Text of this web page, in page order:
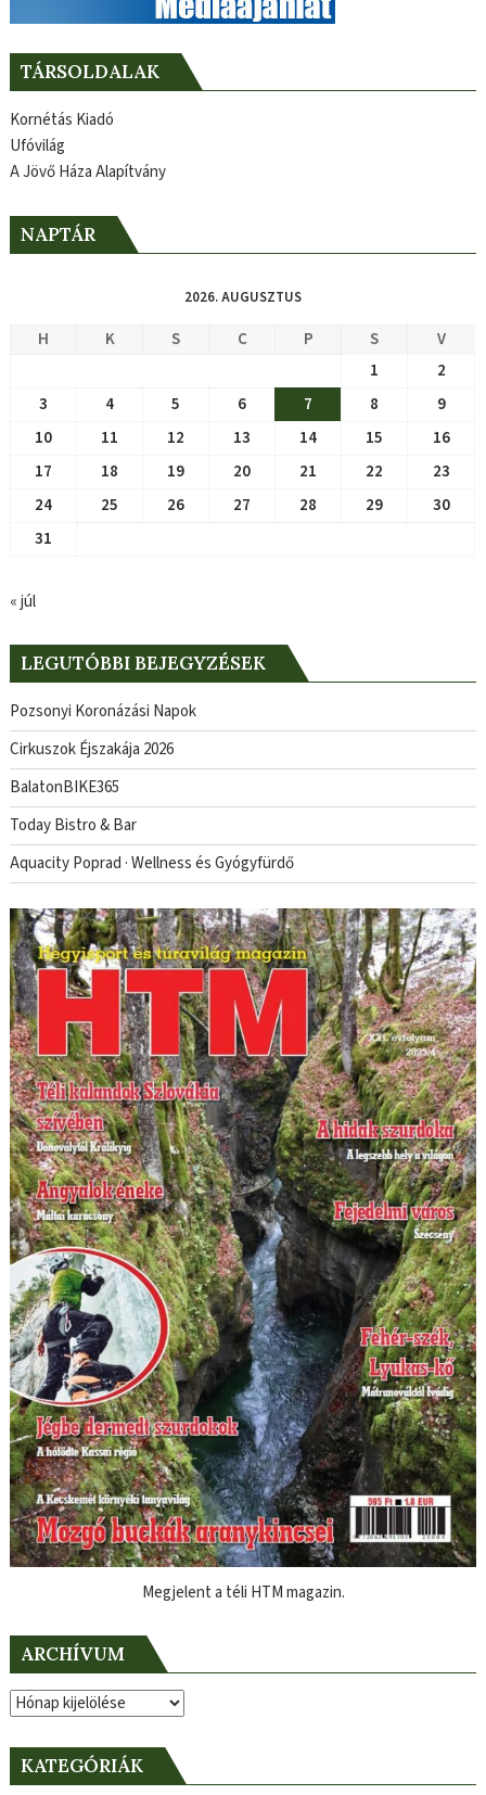
TÁRSOLDALAK
Kornétás Kiadó
Ufóvilág
A Jövő Háza Alapítvány
NAPTÁR
2026. AUGUSZTUS
H K S C P S
V
1
2
3
4 5 6 7 8
9
10
11 12 13 14 15
16
17
18 19 20 21 22
23
24
25 26 27 28 29
30
31
« júl
LEGUTÓBBI BEJEGYZÉSEK
Pozsonyi Koronázási Napok
Cirkuszok Éjszakája 2026
BalatonBIKE365
Today Bistro & Bar
Aquacity Poprad · Wellness és Gyógyfürdő
Megjelent a téli HTM magazin.
ARCHÍVUM
Archívum
KATEGÓRIÁK